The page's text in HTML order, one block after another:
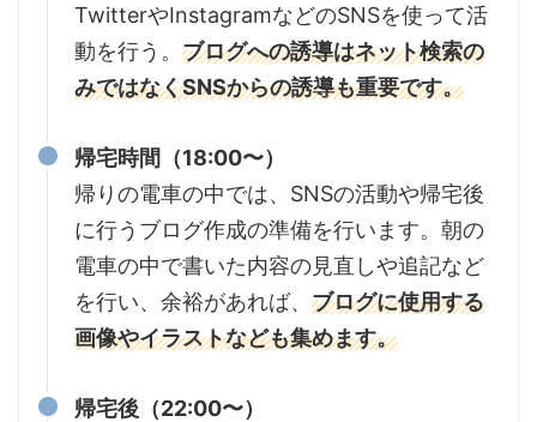
TwitterやInstagramなどのSNSを使って活
動を行う。 ブログへの誘導はネット検索の
みではなくSNSからの誘導も重要です。
帰宅時間（18:00〜）
帰りの電車の中では、SNSの活動や帰宅後
に行うブログ作成の準備を行います。朝の
電車の中で書いた内容の見直しや追記など
を行い、余裕があれば、 ブログに使用する
画像やイラストなども集めます。
帰宅後（22:00〜）